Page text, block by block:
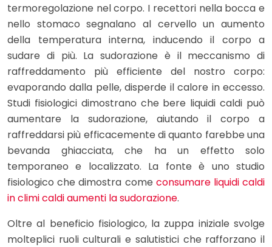
termoregolazione nel corpo. I recettori nella bocca e
nello stomaco segnalano al cervello un aumento
della temperatura interna, inducendo il corpo a
sudare di più. La sudorazione è il meccanismo di
raffreddamento più efficiente del nostro corpo:
evaporando dalla pelle, disperde il calore in eccesso.
Studi fisiologici dimostrano che bere liquidi caldi può
aumentare la sudorazione, aiutando il corpo a
raffreddarsi più efficacemente di quanto farebbe una
bevanda ghiacciata, che ha un effetto solo
temporaneo e localizzato. La fonte è uno studio
fisiologico che dimostra come consumare liquidi caldi
in climi caldi aumenti la sudorazione.
Oltre al beneficio fisiologico, la zuppa iniziale svolge
molteplici ruoli culturali e salutistici che rafforzano il